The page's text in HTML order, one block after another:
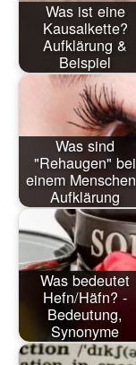
Was ist eine
Kausalkette?
Aufklärung &
Beispiel
Was sind
"Rehaugen" bei
einem
Aufklärung
Was bedeutet
Hefn/Häfn? -
Bedeutung,
Synonyme